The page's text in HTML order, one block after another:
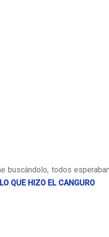
buscándolo, todos
QUE HIZO EL CANGURO